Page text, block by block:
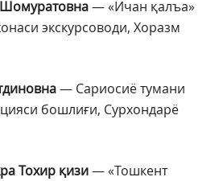
— «Ичан қалъа»
экскурсоводи, Хоразм
— Сариосиё тумани
бошлиғи, Сурхондарё
Тохир қизи— «Тошкент